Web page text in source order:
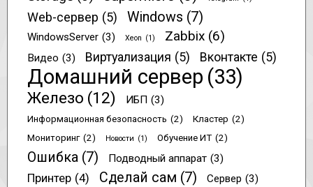
Web-сервер (5) Windows (7)
WindowsServer (3) Xeon (1) Zabbix (6)
Видео (3) Виртуализация (5) Вконтакте (5)
Домашний сервер (33)
Железо (12) ИБП (3)
Информационная безопасность (2) Кластер (2)
Мониторинг (2) Новости (1) Обучение ИТ (2)
Ошибка (7) Подводный аппарат (3)
Принтер (4) Сделай сам (7) Сервер (3)